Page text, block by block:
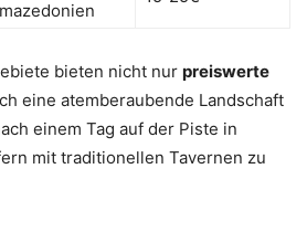
bieten nicht nur preiswerte
eine atemberaubende Landschaft
einem Tag auf der Piste in
mit traditionellen Tavernen zu